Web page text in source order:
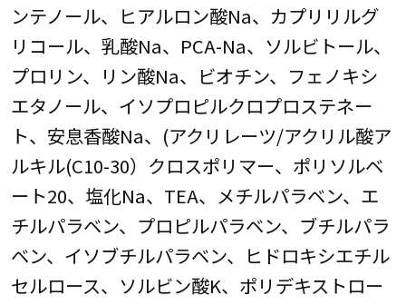
ンテノール、ヒアルロン酸Na、カプリリルグ
リコール、乳酸Na、PCA-Na、ソルビトール、
プロリン、リン酸Na、ビオチン、フェノキシ
エタノール、イソプロピルクロプロステネー
ト、安息香酸Na、(アクリレーツ/アクリル酸ア
ルキル(C10-30）クロスポリマー、ポリソルベ
ート20、塩化Na、TEA、メチルパラベン、エ
チルパラベン、プロピルパラベン、ブチルパラ
ベン、イソブチルパラベン、ヒドロキシエチル
セルロース、ソルビン酸K、ポリデキストロー